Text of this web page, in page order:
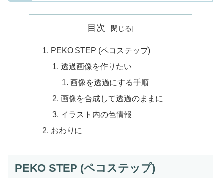
目次
PEKO STEP (ペコステップ)
透過画像を作りたい
画像を透過にする手順
画像を合成して透過のままに
イラスト内の色情報
おわりに
PEKO STEP (ペコステップ)